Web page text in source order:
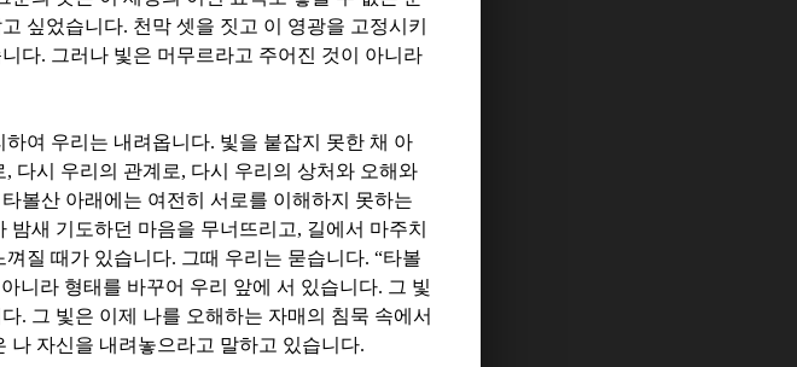
싶었습니다. 천막 셋을 짓고 이 영광을 고정시키
다. 그러나 빛은 머무르라고 주어진 것이 아니라
하여 우리는 내려옵니다. 빛을 붙잡지 못한 채 아
, 다시 우리의 관계로, 다시 우리의 상처와 오해와
타볼산 아래에는 여전히 서로를 이해하지 못하는
밤새 기도하던 마음을 무너뜨리고, 길에서 마주치
껴질 때가 있습니다. 그때 우리는 묻습니다. “타볼
니라 형태를 바꾸어 우리 앞에 서 있습니다. 그 빛
. 그 빛은 이제 나를 오해하는 자매의 침묵 속에서
나 자신을 내려놓으라고 말하고 있습니다.